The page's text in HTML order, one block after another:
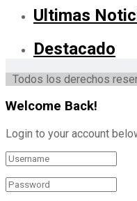
Ultimas
Destacado
Todos los derechos
Welcome Back!
Login to your account